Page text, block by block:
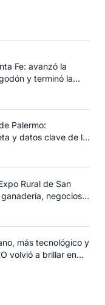
Fe: avanzó la
y terminó la
Palermo:
y datos clave de la
Rural de San
negocios y
más tecnológico y
volvió a brillar en